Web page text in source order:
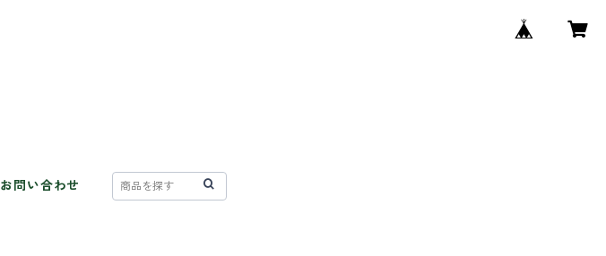
お問い合わせ